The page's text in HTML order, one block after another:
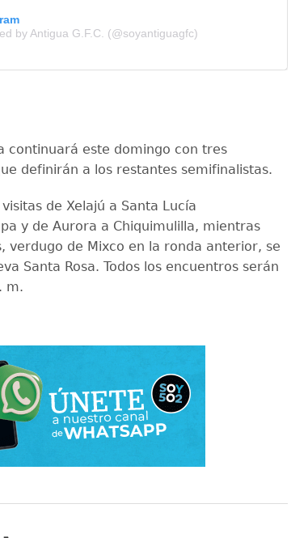
by Antigua G.F.C. (@soyantiguagfc)
continuará este domingo con tres
definirán a los restantes semifinalistas.
de Xelajú a Santa Lucía
y de Aurora a Chiquimulilla, mientras
verdugo de Mixco en la ronda anterior, se
Santa Rosa. Todos los encuentros serán
m.